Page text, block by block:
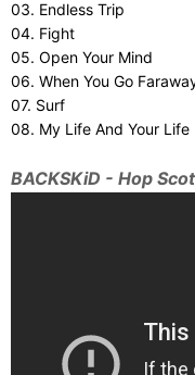
03. Endless Trip
04. Fight
05. Open Your Mind
06. When You Go
07. Surf
08. My Life And Your Life
BACKSKiD - Hop